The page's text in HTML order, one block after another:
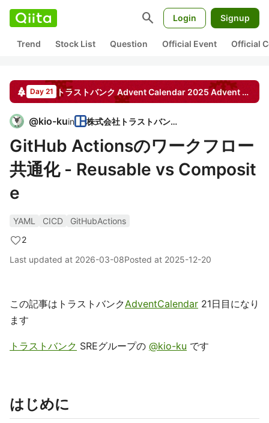
search Login Signup
Trend Stock List Question Official Event Official
Day 21 トラストバンク Advent Calendar 2025Advent Calendar
@kio-kuin 株式会社トラストバンク
GitHub Actionsのワークフロー
共通化 - Reusable vs Composit
e
YAML CICD
GitHubActions
2
Last updated at 2026-03-08Posted at 2025-12-20
この記事はトラストバンクAdventCalendar 21日目になり
ます
トラストバンク SREグループの @kio-ku です
はじめに